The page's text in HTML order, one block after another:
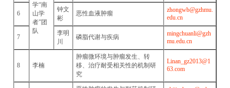
学“南
山学
者”团
队
6
钟文
彬
恶性血液肿瘤
zhongwb@gzhmu.
edu.cn
7
李明
川
磷脂代谢与疾病
mingchuanli@gzh
mu.edu.cn
8 李楠
肿瘤微环境与肿瘤发生、转
移、治疗耐受相关性的机制研
究
Linan_gz2013@1
63.com